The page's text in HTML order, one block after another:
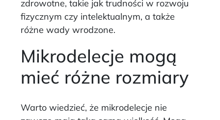
zdrowotne, takie jak trudności w rozwoju
fizycznym czy intelektualnym, a także
różne wady wrodzone.
Mikrodelecje mogą
mieć różne rozmiary
Warto wiedzieć, że mikrodelecje nie